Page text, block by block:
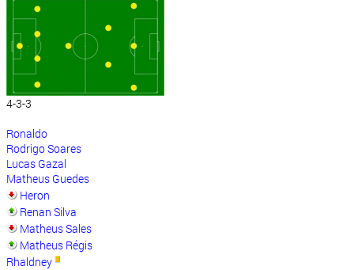
4-3-3
Ronaldo
Rodrigo Soares
Lucas Gazal
Matheus Guedes
Heron
Renan Silva
Matheus Sales
Matheus Régis
Rhaldney